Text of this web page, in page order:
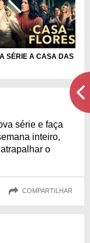
SÉRIE A CASA DAS
série e faça
inteiro,
o
COMPARTILHAR